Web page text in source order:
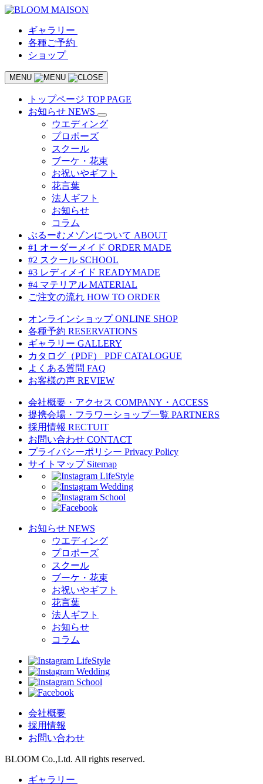
ギャラリー
各種ご予約
ショップ
MENU
トップページ TOP PAGE
お知らせ NEWS
ウエディング
プロポーズ
スクール
ブーケ・花束
お祝いやギフト
花言葉
法人ギフト
お知らせ
コラム
ぶるーむメゾンについて ABOUT
#1 オーダーメイド ORDER MADE
#2 スクール SCHOOL
#3 レディメイド READYMADE
#4 マテリアル MATERIAL
ご注文の流れ HOW TO ORDER
オンラインショップ ONLINE SHOP
各種予約 RESERVATIONS
ギャラリー GALLERY
カタログ（PDF）
PDF CATALOGUE
よくある質問 FAQ
お客様の声 REVIEW
会社概要・アクセス COMPANY・ACCESS
提携会場・フラワーショップ一覧 PARTNERS
採用情報 RECTUIT
お問い合わせ CONTACT
プライバシーポリシー Privacy Policy
サイトマップ Sitemap
LifeStyle
Wedding
School
お知らせ NEWS
ウエディング
プロポーズ
スクール
ブーケ・花束
お祝いやギフト
花言葉
法人ギフト
お知らせ
コラム
LifeStyle
Wedding
School
会社概要
採用情報
お問い合わせ
BLOOM Co.,Ltd. All rights reserved.
ギャラリー